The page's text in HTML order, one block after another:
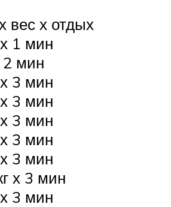
вес х отдых
1 мин
2 мин
3 мин
3 мин
3 мин
3 мин
3 мин
х 3 мин
3 мин